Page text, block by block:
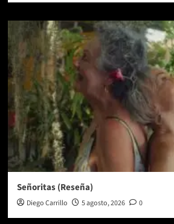
Señoritas (Reseña)
Diego Carrillo 5 agosto, 2026 0